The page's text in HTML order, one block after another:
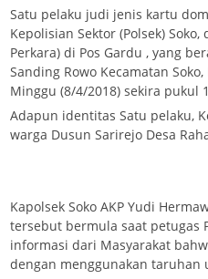
Satu pelaku judi jenis kartu
Kepolisian Sektor (Polsek)
Perkara) di Pos Gardu , yang
Sanding Rowo Kecamatan
Minggu (8/4/2018) sekira pukul
Adapun identitas Satu pelaku,
warga Dusun Sarirejo Desa
Kapolsek Soko AKP Yudi
tersebut bermula saat petugas
informasi dari Masyarakat
dengan menggunakan taruhan